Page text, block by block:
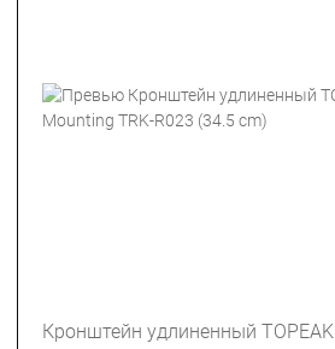
Кронштейн удлиненный